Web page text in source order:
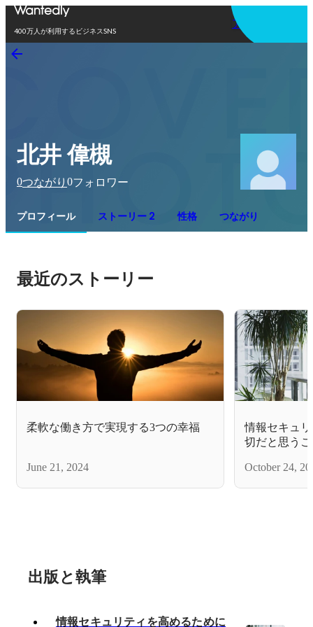
400万人が利用するビジネスSNS
アプリを使う
北井 偉槻
0つながり 0フォロワー
プロフィール ストーリー 2 性格 つながり
最近のストーリー
柔軟な働き方で実現する3つの幸福
June 21, 2024
情報セキュ
切だと思う
October 24,
出版と執筆
情報セキュリティを高めるために